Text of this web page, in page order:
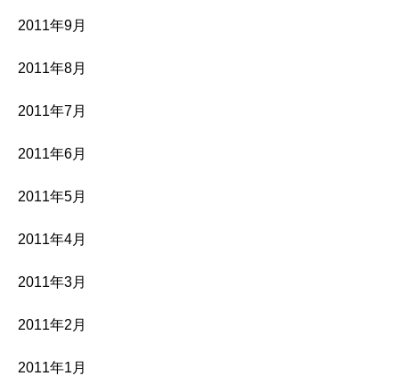
2011年9月
2011年8月
2011年7月
2011年6月
2011年5月
2011年4月
2011年3月
2011年2月
2011年1月